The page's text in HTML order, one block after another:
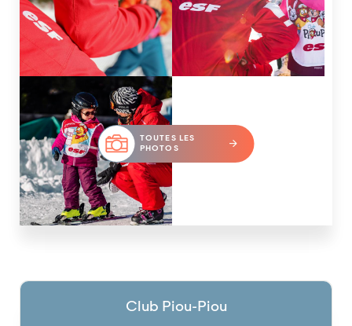
TOUTES LES
PHOTOS
Club Piou-Piou